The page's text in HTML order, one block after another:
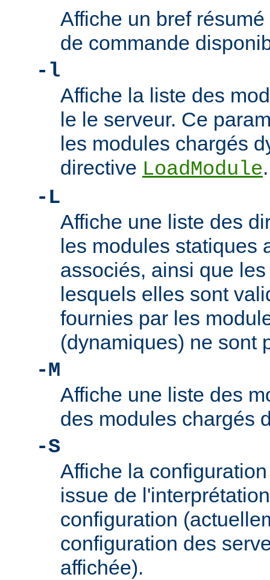
Affiche un bref
de commande
-l
Affiche la liste des
le le serveur. Ce
les modules chargés
directive LoadModule.
-L
Affiche une liste des
les modules statiques
associés, ainsi que
lesquels elles sont
fournies par les
(dynamiques) ne sont
-M
Affiche une liste des
des modules chargés
-S
Affiche la
issue de
configuration
configuration des
affichée).